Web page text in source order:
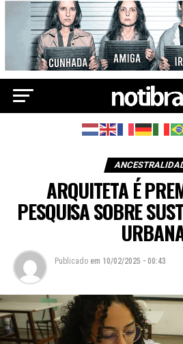
ARQUITETA É
PESQUISA SOBRE
Publicado em 10/02/2025 - 00:43